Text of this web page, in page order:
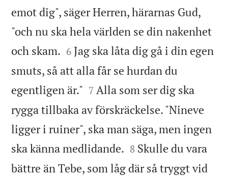
emot dig", säger Herren, härarnas Gud,
"och nu ska hela världen se din nakenhet
och skam. 

6 Jag ska låta dig gå i din egen
smuts, så att alla får se hurdan du
egentligen är." 

7 Alla som ser dig ska
rygga tillbaka av förskräckelse. "Nineve
ligger i ruiner", ska man säga, men ingen
ska känna medlidande. 

8 Skulle du vara
bättre än Tebe, som låg där så tryggt vid